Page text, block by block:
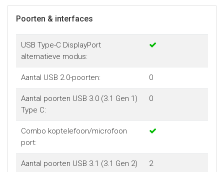
Poorten & interfaces
USB Type-C DisplayPort
alternatieve modus:
Aantal USB 2.0-poorten: 0
Aantal poorten USB 3.0 (3.1 Gen 1)
Type C:
0
Combo koptelefoon/microfoon
port:
Aantal poorten USB 3.1 (3.1 Gen 2)
2